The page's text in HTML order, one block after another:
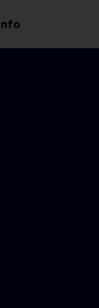
Avaa
alavalikko